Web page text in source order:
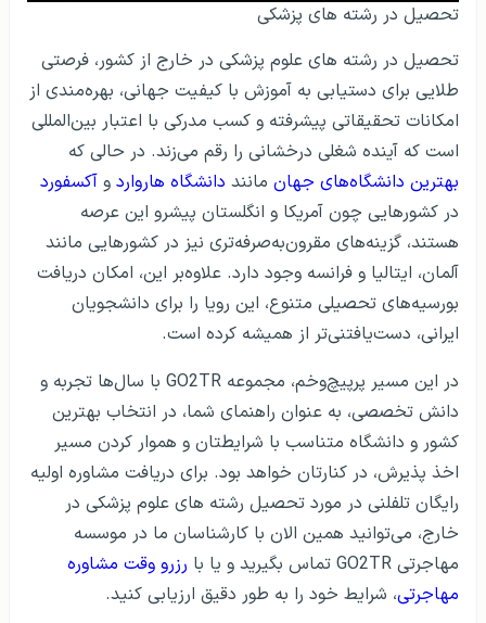
تحصیل در رشته‌ های پزشکی
تحصیل در رشته های علوم پزشکی در خارج از کشور، فرصتی
طلایی برای دستیابی به آموزش با کیفیت جهانی، بهره‌مندی از
امکانات تحقیقاتی پیشرفته و کسب مدرکی با اعتبار بین‌المللی
است که آینده شغلی درخشانی را رقم می‌زند. در حالی که
بهترین دانشگاه‌های جهان مانند دانشگاه هاروارد و آکسفورد
در کشورهایی چون آمریکا و انگلستان پیشرو این عرصه
هستند، گزینه‌های مقرون‌به‌صرفه‌تری نیز در کشورهایی مانند
آلمان، ایتالیا و فرانسه وجود دارد. علاوه‌بر این، امکان دریافت
بورسیه‌های تحصیلی متنوع، این رویا را برای دانشجویان
ایرانی، دست‌یافتنی‌تر از همیشه کرده است.
در این مسیر پرپیچ‌وخم، مجموعه GO2TR با سال‌ها تجربه و
دانش تخصصی، به عنوان راهنمای شما، در انتخاب بهترین
کشور و دانشگاه متناسب با شرایطتان و هموار کردن مسیر
اخذ پذیرش، در کنارتان خواهد بود. برای دریافت مشاوره اولیه
رایگان تلفلنی در مورد تحصیل رشته های علوم پزشکی در
خارج، می‌توانید همین الان با کارشناسان ما در موسسه
مهاجرتی GO2TR تماس بگیرید و یا با
رزرو وقت مشاوره
مهاجرتی، شرایط خود را به طور دقیق ارزیابی کنید.